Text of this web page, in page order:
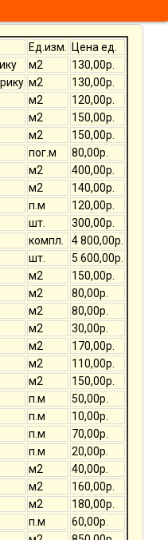
Ед.изм.
Цена ед.
м2
130,00р.
м2
130,00р.
м2
120,00р.
м2
150,00р.
м2
150,00р.
пог.м
80,00р.
м2
400,00р.
м2
140,00р.
п.м
120,00р.
шт.
300,00р.
компл.
4 800,00р.
шт.
5 600,00р.
м2
150,00р.
м2
80,00р.
м2
80,00р.
м2
30,00р.
м2
170,00р.
м2
110,00р.
м2
150,00р.
п.м
50,00р.
п.м
10,00р.
п.м
70,00р.
п.м
20,00р.
м2
40,00р.
м2
160,00р.
м2
180,00р.
п.м
60,00р.